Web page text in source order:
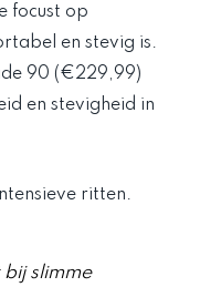
focust op
en stevig is.
90 (€229,99)
en stevigheid in
ritten.
slimme